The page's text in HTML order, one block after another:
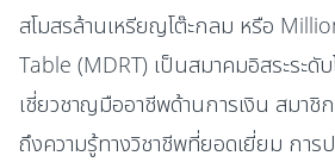
สโมสรล้านเหรียญโต๊ะกลม หรือ
Table (MDRT) เป็นสมาคมอิสระระดั
เชี่ยวชาญมืออาชีพด้านการเงิน สมาชิ
ถึงความรู้ทางวิชาชีพที่ยอดเยี่ยม กา